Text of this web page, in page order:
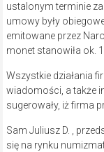
ustalonym terminie
umowy były
emitowane przez
monet stanowiła ok.
Wszystkie działania
wiadomości, a także
sugerowały, iż firma
Sam Juliusz D. ,
się na rynku